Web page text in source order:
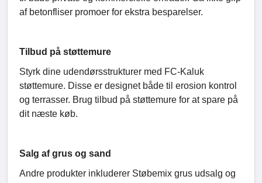
af betonfliser promoer for ekstra besparelser.
Tilbud på støttemure
Styrk dine udendørsstrukturer med FC-Kaluk
støttemure. Disse er designet både til erosion kontrol
og terrasser. Brug tilbud på støttemure for at spare på
dit næste køb.
Salg af grus og sand
Andre produkter inkluderer Støbemix grus udsalg og